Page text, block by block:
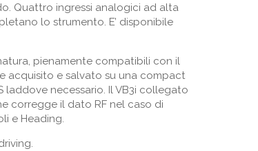
Quattro ingressi analogici ad alta
lo strumento. E’ disponibile
pienamente compatibili con il
acquisito e salvato su una compact
laddove necessario. Il VB3i collegato
corregge il dato RF nel caso di
e Heading.